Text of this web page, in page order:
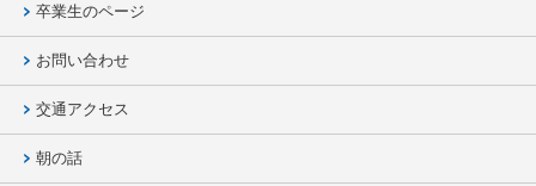
卒業生のページ
お問い合わせ
交通アクセス
朝の話